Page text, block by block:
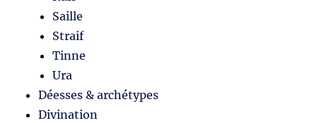
Saille
Straif
Tinne
Ura
Déesses & archétypes
Divination